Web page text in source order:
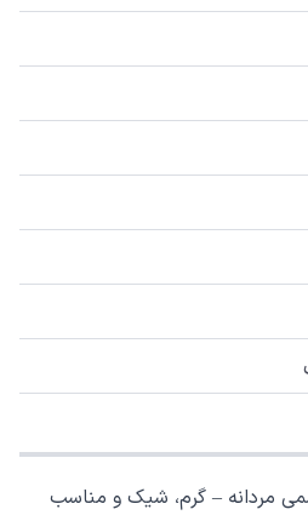
مردانه – گرم، شیک و مناسب